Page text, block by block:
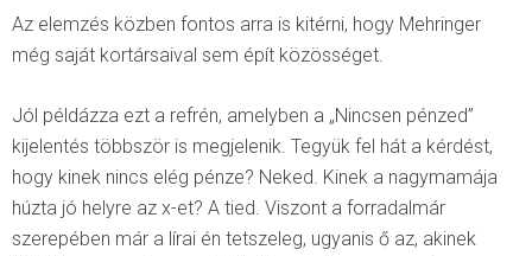
Az elemzés közben fontos arra is kitérni, hogy Mehringer
még saját kortársaival sem épít közösséget.
Jól példázza ezt a refrén, amelyben a „Nincsen pénzed”
kijelentés többször is megjelenik. Tegyük fel hát a kérdést,
hogy kinek nincs elég pénze? Neked. Kinek a nagymamája
húzta jó helyre az x-et? A tied. Viszont a forradalmár
szerepében már a lírai én tetszeleg, ugyanis ő az, akinek